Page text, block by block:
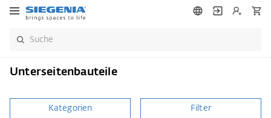
Unterseitenbauteile
Kategorien Filter